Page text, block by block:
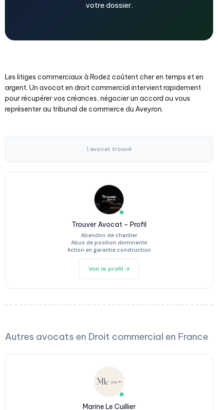
votre dossier.
Les litiges commerciaux à Rodez coûtent cher en temps et en
argent. Un avocat en droit commercial intervient rapidement
pour récupérer vos créances, négocier un accord ou vous
représenter au tribunal de commerce du Aveyron.
1 avocat trouvé
Trouver Avocat – Profil
Abandon de chantier
Abus de position dominante
Action en garantie construction
Voir le profil →
Autres avocats en Droit commercial en France
Marine Le Cuillier